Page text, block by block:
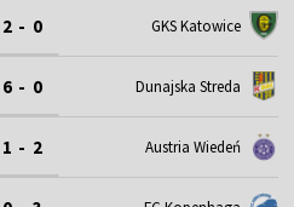
2 - 0 GKS Katowice
6 - 0 Dunajska Streda
1 - 2 Austria Wiedeń